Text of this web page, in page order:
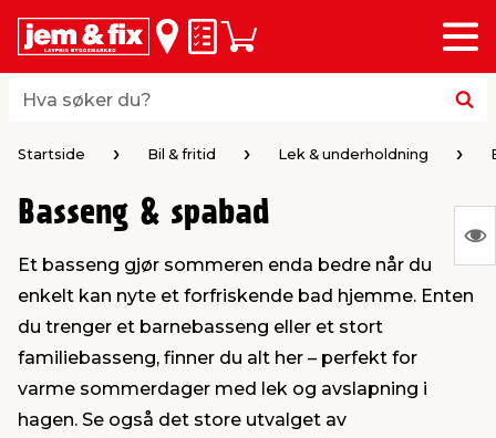
Hva søker du?
Hva søker du?
HuskelisteHandlevogn
Meny
og vegger
og tilbehør
og terrassebord
& levegger
og varme
og oppheng
& oppbevaring
& ventilasjon
Home
& kjemikalier
og fugemasse
av verktøy
maskiner
Startside Bil & fritid Lek & underholdning
Basseng & spabad
Et basseng gjør sommeren enda bedre når du
enkelt kan nyte et forfriskende bad hjemme. Enten
du trenger et barnebasseng eller et stort
familiebasseng, finner du alt her – perfekt for
varme sommerdager med lek og avslapning i
hagen. Se også det store utvalget av